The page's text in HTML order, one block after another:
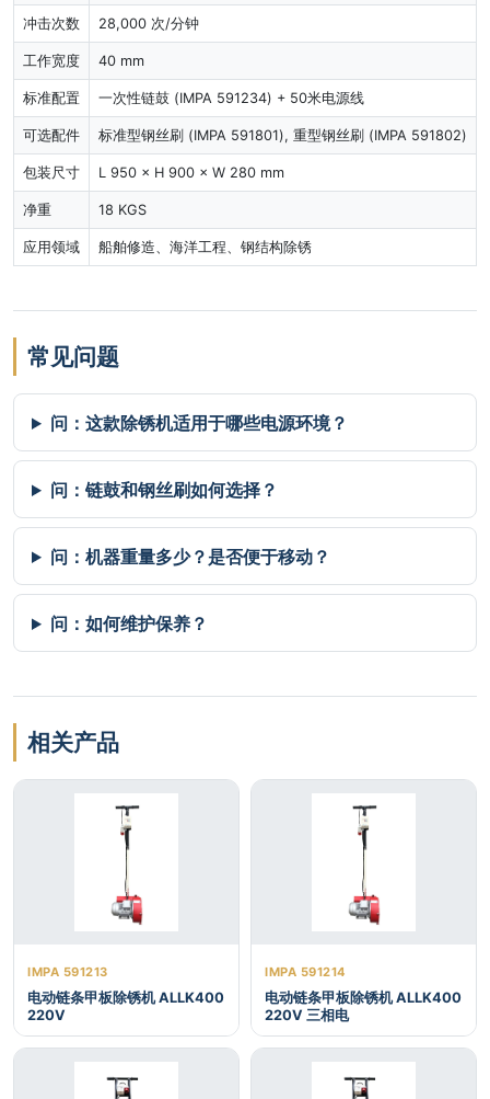
冲击次数 28,000 次/分钟
工作宽度 40 mm
标准配置 一次性链鼓 (IMPA 591234) + 50米电源线
可选配件 标准型钢丝刷 (IMPA 591801), 重型钢丝刷 (IMPA 591802)
包装尺寸 L 950 × H 900 × W 280 mm
净重 18 KGS
应用领域 船舶修造、海洋工程、钢结构除锈
常见问题
问：这款除锈机适用于哪些电源环境？
问：链鼓和钢丝刷如何选择？
问：机器重量多少？是否便于移动？
问：如何维护保养？
相关产品
IMPA 591213
电动链条甲板除锈机 ALLK400
220V
IMPA 591214
电动链条甲板除锈机 ALLK400
220V 三相电